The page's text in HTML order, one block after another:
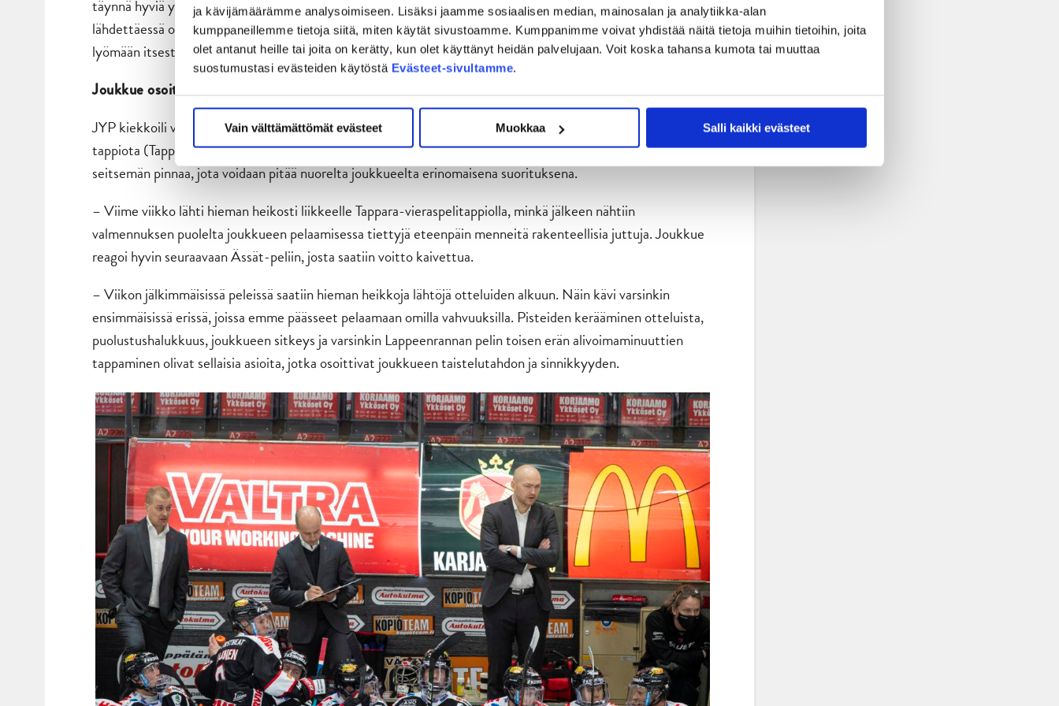
ja kävijämäärämme analysoimiseen. Lisäksi jaamme sosiaalisen median, mainosalan ja analytiikka-alan
kumppaneillemme tietoja siitä, miten käytät sivustoamme. Kumppanimme voivat yhdistää näitä tietoja muihin tietoihin, joita
olet antanut heille tai joita on kerätty, kun olet käyttänyt heidän palvelujaan. Voit koska tahansa kumota tai muuttaa
suostumustasi evästeiden käytöstä Evästeet-sivultamme.
Vain välttämättömät evästeet Muokkaa Salli kaikki evästeet
täynnä hyviä yksilöitä. Lukko pelaa koko joukkueena hyvää ja tiivistä viisikkopeliä. Odotusarvo otteluun
lähdettäessä on se, että meidän nuorta joukkuetta mitataan erityisesti siinä, kuinka paljon pystymme
lyömään itsestämme likoon, Lukko-paidassa kausilla 2006-2009 kiekkoillut Mikko Viitanen painottaa.
Joukkue osoitti taistelutahtoa ja sinnikkyyttä
JYP kiekkoili viime viikolla neljä koitosta, joista matkaan tarttui kaksi voittoa (SaiPa, Ässät) ja kaksi
tappiota (Tappara, KalPa). Yhdeksästä mahdollisesta pisteestä jyväskyläläissikermä saalisti tililleen
seitsemän pinnaa, jota voidaan pitää nuorelta joukkueelta erinomaisena suorituksena.
– Viime viikko lähti hieman heikosti liikkeelle Tappara-vieraspelitappiolla, minkä jälkeen nähtiin
valmennuksen puolelta joukkueen pelaamisessa tiettyjä eteenpäin menneitä rakenteellisia juttuja. Joukkue
reagoi hyvin seuraavaan Ässät-peliin, josta saatiin voitto kaivettua.
– Viikon jälkimmäisissä peleissä saatiin hieman heikkoja lähtöjä otteluiden alkuun. Näin kävi varsinkin
ensimmäisissä erissä, joissa emme päässeet pelaamaan omilla vahvuuksilla. Pisteiden kerääminen otteluista,
puolustushalukkuus, joukkueen sitkeys ja varsinkin Lappeenrannan pelin toisen erän alivoimaminuuttien
tappaminen olivat sellaisia asioita, jotka osoittivat joukkueen taistelutahdon ja sinnikkyyden.